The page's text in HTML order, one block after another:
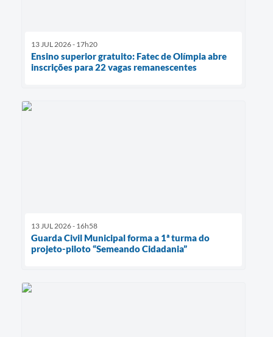
13 JUL 2026 - 17h20
Ensino superior gratuito: Fatec de Olímpia abre
inscrições para 22 vagas remanescentes
13 JUL 2026 - 16h58
Guarda Civil Municipal forma a 1ª turma do
projeto-piloto “Semeando Cidadania”